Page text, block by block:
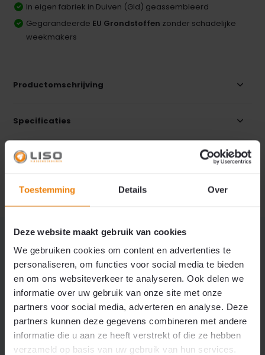
Toestemming Details Over
Deze website maakt gebruik van cookies
We gebruiken cookies om content en advertenties te
personaliseren, om functies voor social media te bieden
en om ons websiteverkeer te analyseren. Ook delen we
informatie over uw gebruik van onze site met onze
partners voor social media, adverteren en analyse. Deze
partners kunnen deze gegevens combineren met andere
informatie die u aan ze heeft verstrekt of die ze hebben
verzameld op basis van uw gebruik van hun services.
In eigen fabriek in Duiven (Gld) geassembleerd
Gegarandeerde EU Grondstoffen zonder schadelijke
weekmakers
Productomschrijving
Specificaties
Reviews
Delen
Vragen of advies nodig?
Neem contact op met onze klantenservice.
Neem contact
op
+31 (0)316 266 990
Info@lisoflex.com